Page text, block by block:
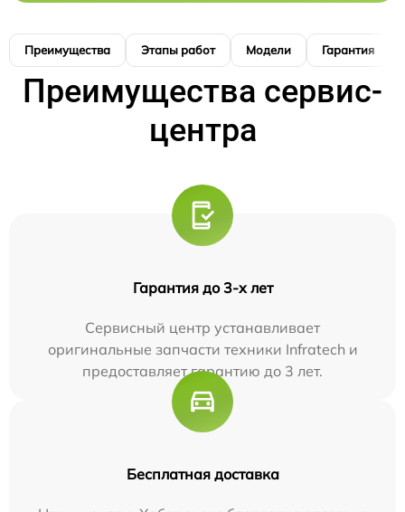
Преимущества Этапы работ Модели Гарантия
Преимущества сервис-
центра
Гарантия до 3-х лет
Сервисный центр устанавливает
оригинальные запчасти техники Infratech и
предоставляет гарантию до 3 лет.
Бесплатная доставка